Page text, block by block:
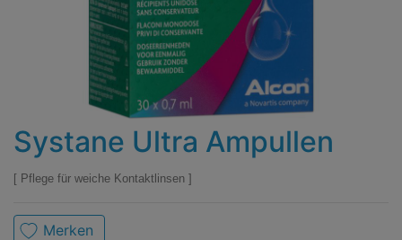
Systane Ultra Ampullen
Pflege für weiche Kontaktlinsen
Merken